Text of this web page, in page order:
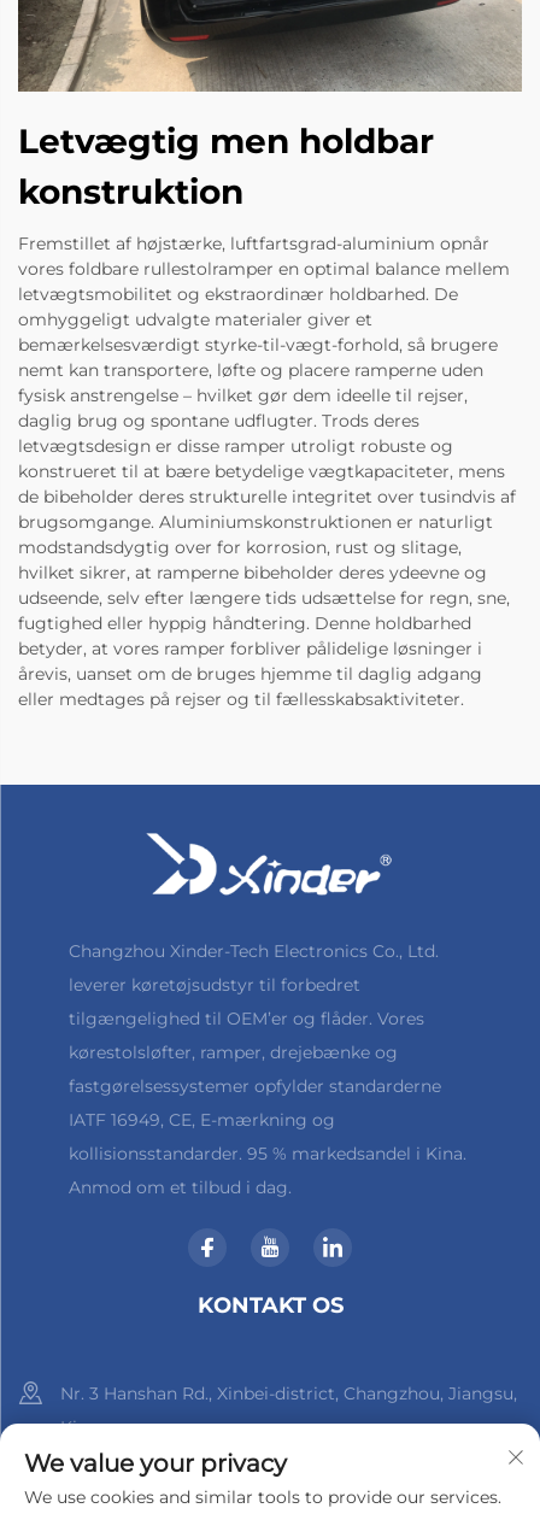
Letvægtig men holdbar
konstruktion
Fremstillet af højstærke, luftfartsgrad-aluminium opnår
vores foldbare rullestolramper en optimal balance mellem
letvægtsmobilitet og ekstraordinær holdbarhed. De
omhyggeligt udvalgte materialer giver et
bemærkelsesværdigt styrke-til-vægt-forhold, så brugere
nemt kan transportere, løfte og placere ramperne uden
fysisk anstrengelse – hvilket gør dem ideelle til rejser,
daglig brug og spontane udflugter. Trods deres
letvægtsdesign er disse ramper utroligt robuste og
konstrueret til at bære betydelige vægtkapaciteter, mens
de bibeholder deres strukturelle integritet over tusindvis af
brugsomgange. Aluminiumskonstruktionen er naturligt
modstandsdygtig over for korrosion, rust og slitage,
hvilket sikrer, at ramperne bibeholder deres ydeevne og
udseende, selv efter længere tids udsættelse for regn, sne,
fugtighed eller hyppig håndtering. Denne holdbarhed
betyder, at vores ramper forbliver pålidelige løsninger i
årevis, uanset om de bruges hjemme til daglig adgang
eller medtages på rejser og til fællesskabsaktiviteter.
Changzhou Xinder-Tech Electronics Co., Ltd.
leverer køretøjsudstyr til forbedret
tilgængelighed til OEM’er og flåder. Vores
kørestolsløfter, ramper, drejebænke og
fastgørelsessystemer opfylder standarderne
IATF 16949, CE, E-mærkning og
kollisionsstandarder. 95 % markedsandel i Kina.
Anmod om et tilbud i dag.
KONTAKT OS
Nr. 3 Hanshan Rd., Xinbei-district, Changzhou, Jiangsu,
Kina
+86-18961288218
We value your privacy
We use cookies and similar tools to provide our services.